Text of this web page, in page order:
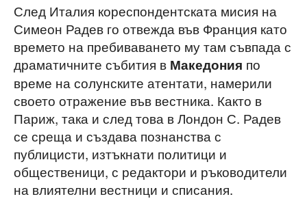
След Италия кореспондентската мисия на
Симеон Радев го отвежда във Франция като
времето на пребиваването му там съвпада с
драматичните събития в Македония по
време на солунските атентати, намерили
своето отражение във вестника. Както в
Париж, така и след това в Лондон С. Радев
се среща и създава познанства с
публицисти, изтъкнати политици и
общественици, с редактори и ръководители
на влиятелни вестници и списания.